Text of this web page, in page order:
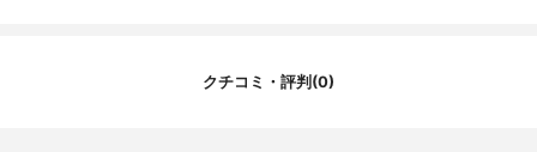
クチコミ・評判(0)